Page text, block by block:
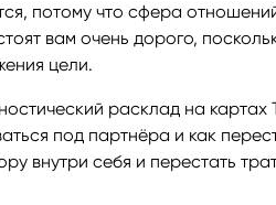
потому что сфера
вам очень дорого,
цели.
расклад на картах
под партнёра и как
внутри себя и перестать